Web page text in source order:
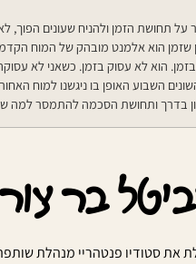
על תחושת הזמן ולהניח שעונים הפוך,
שזמן הוא אלמנט מובהק של המוח
הוא לא עסוק בזמן. כשאני לא
השבוע האופן בו ניגשנו למוח
בדרך ותחושת הסכמה להתמסר למה
בר
את סטודיו פנטהריי מנהלת